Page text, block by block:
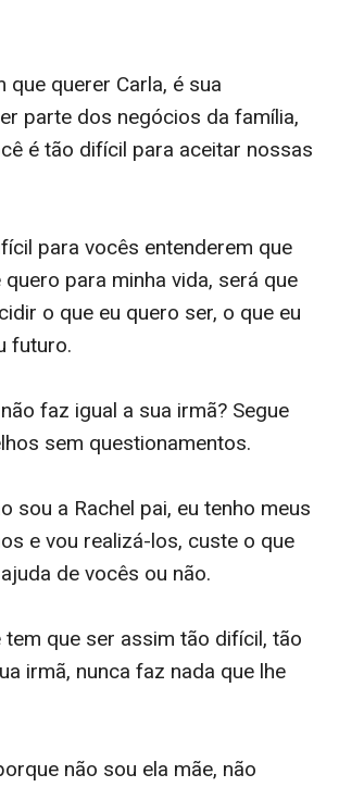
que querer Carla, é sua
parte dos negócios da família,
é tão difícil para aceitar nossas
para vocês entenderem que
para minha vida, será que
o que eu quero ser, o que eu
futuro.
faz igual a sua irmã? Segue
sem questionamentos.
sou a Rachel pai, eu tenho meus
e vou realizá-los, custe o que
de vocês ou não.
tem que ser assim tão difícil, tão
irmã, nunca faz nada que lhe
não sou ela mãe, não